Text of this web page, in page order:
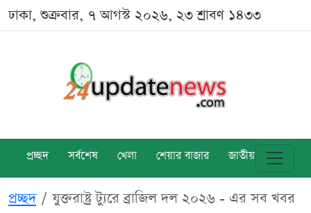
ঢাকা, শুক্রবার, ৭ আগস্ট ২০২৬, ২৩ শ্রাবণ ১৪৩৩
প্রচ্ছদ সর্বশেষ খেলা শেয়ার বাজার জাতীয় বিশ্ব
প্রচ্ছদ যুক্তরাষ্ট্র ট্যুরে ব্রাজিল দল ২০২৬ - এর সব খবর